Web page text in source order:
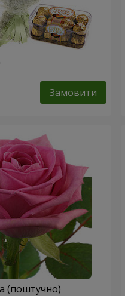
Замовити
(поштучно)